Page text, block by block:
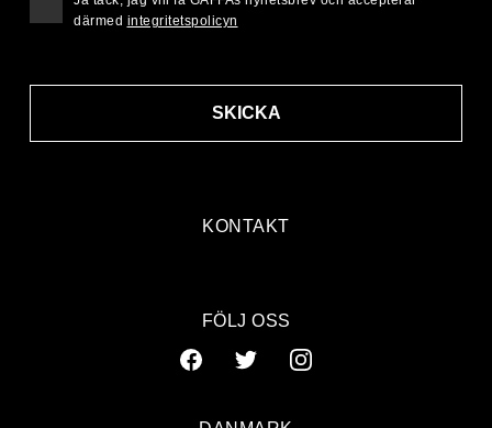
KONTAKT
SKICKA
därmed integritetspolicyn
FÖLJ OSS